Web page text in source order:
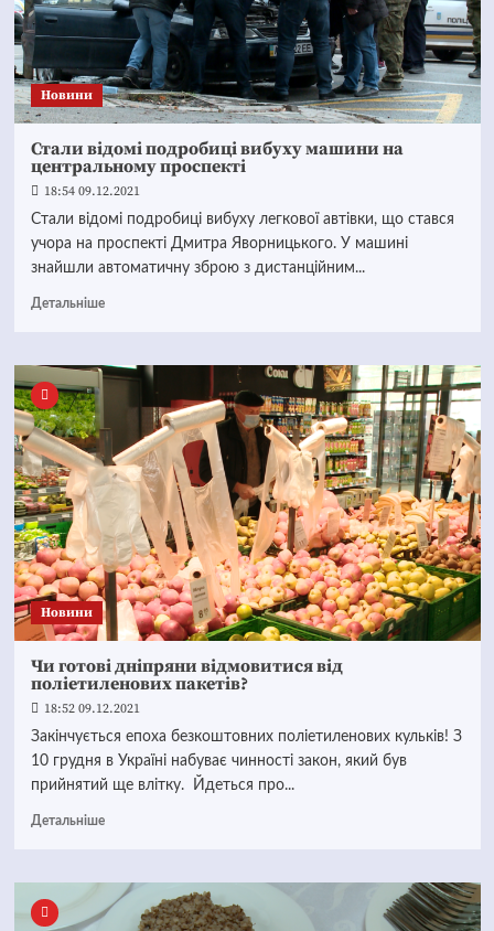
Новини
Стали відомі подробиці вибуху машини на
центральному проспекті
18:54 09.12.2021
Стали відомі подробиці вибуху легкової автівки, що стався
учора на проспекті Дмитра Яворницького. У машині
знайшли автоматичну зброю з дистанційним...
Детальніше
Новини
Чи готові дніпряни відмовитися від
поліетиленових пакетів?
18:52 09.12.2021
Закінчується епоха безкоштовних поліетиленових кульків! З
10 грудня в Україні набуває чинності закон, який був
прийнятий ще влітку. Йдеться про...
Детальніше